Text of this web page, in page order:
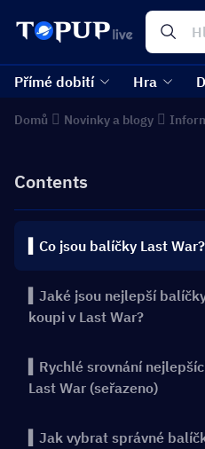
Přímé dobití Hra
Domů Novinky a blogy
Contents
▍Co jsou balíčky Last War?
▍Jaké jsou nejlepší
koupi v Last War?
▍Rychlé srovnání
Last War (seřazeno)
▍Jak vybrat správné